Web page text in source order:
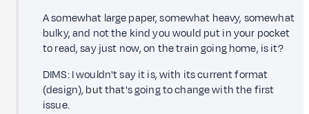
A somewhat large paper, somewhat heavy, somewhat
bulky, and not the kind you would put in your pocket
to read, say just now, on the train going home, is it?
DIMS: I wouldn't say it is, with its current format
(design), but that's going to change with the first
issue.